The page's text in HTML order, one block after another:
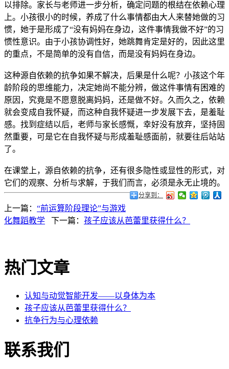
以排除。家长与老师进一步分析，确定问题的根结在依赖心理
上。小孩很小的时候，养成了什么事情都由大人来替她做的习
惯，她于是形成了“没有妈妈在身边，这件事情我做不好”的习
惯性意识。由于小孩协调性好，她跳舞肯定是好的，因此这里
的重点，不是简单的没有自信，而是没有妈妈在身边。
这种源自依赖的抗争如果不解决，后果是什么呢？小孩这个年
龄阶段的思维能力，决定她尚不能分辨，做这件事情有困难的
原因，究竟是不愿意脱离妈妈，还是做不好。久而久之，依赖
就会变成自我怀疑，而这种自我怀疑进一步发展下去，是羞耻
感。找到症结以后，老师与家长感慨，幸好没有放弃，坚持固
然重要，可是它在自我怀疑与形成羞耻感面前，就要往后站站
了。
在课堂上，源自依赖的抗争，还有很多隐性或显性的形式，对
它们的观察、分析与求解，于我们而言，必须是永无止境的。
分享到：
上一篇： “前运算阶段理论”与游戏
化舞蹈教学 下一篇： 孩子应该从芭蕾里获得什么？
热门文章
认知与动觉智能开发——以身体为本
孩子应该从芭蕾里获得什么？
抗争行为与心理依赖
联系我们